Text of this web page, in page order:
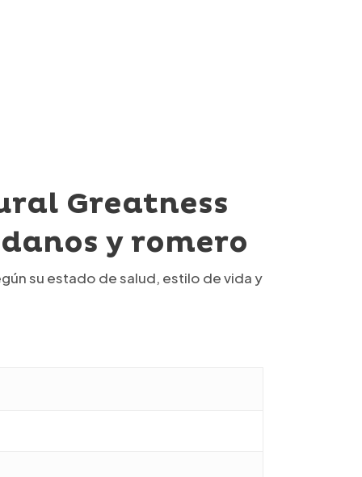
Greatness
y romero
su estado de salud, estilo de vida y